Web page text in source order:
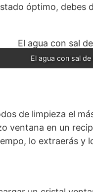
óptimo, debes
El agua con sal
de limpieza el
ventana en un
lo extraerás y